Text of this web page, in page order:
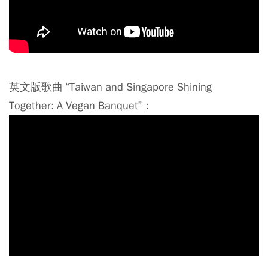
英文版歌曲 “Taiwan and Singapore Shining
Together: A Vegan Banquet”：